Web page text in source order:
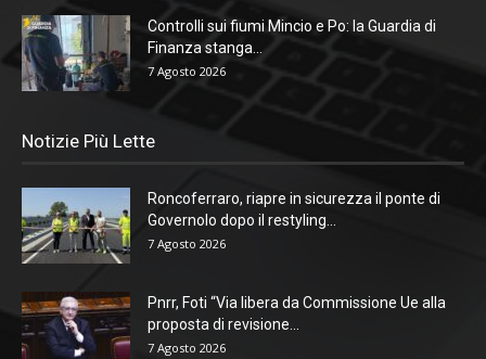
Controlli sui fiumi Mincio e Po: la Guardia di
Finanza stanga...
7 Agosto 2026
Notizie Più Lette
Roncoferraro, riapre in sicurezza il ponte di
Governolo dopo il restyling...
7 Agosto 2026
Pnrr, Foti “Via libera da Commissione Ue alla
proposta di revisione...
7 Agosto 2026